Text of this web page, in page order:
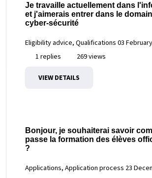
Je travaille actuellement dans
et j'aimerais entrer dans le
cyber-sécurité
Eligibility advice, Qualifications 03
1 replies
269 views
VIEW DETAILS
Bonjour, je souhaiterai savoir
passe la formation des élèves
?
Applications, Application process 23